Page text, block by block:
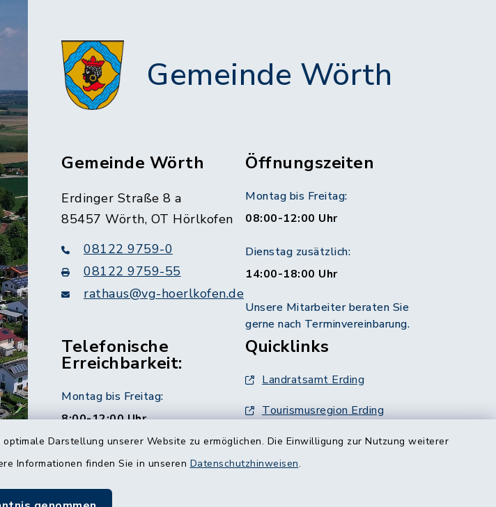
Darstellung unserer Website zu ermöglichen. Die Einwilligung zur Nutzung weiterer
Informationen finden Sie in unseren Datenschutzhinweisen.
Gemeinde Wörth
Gemeinde Wörth
Erdinger Straße 8 a
85457 Wörth, OT Hörlkofen
08122 9759-0
08122 9759-55
rathaus@vg-hoerlkofen.de
Öffnungszeiten
Montag bis Freitag:
08:00-12:00 Uhr
Dienstag zusätzlich:
14:00-18:00 Uhr
Unsere Mitarbeiter beraten Sie
gerne nach Terminvereinbarung.
Telefonische
Erreichbarkeit:
Montag bis Freitag:
8:00-12:00 Uhr
Quicklinks
Landratsamt Erding
Tourismusregion Erding
Ausschreibungen